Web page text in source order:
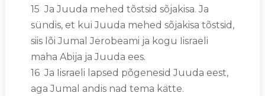
15 Ja Juuda mehed tõstsid sõjakisa. Ja
sündis, et kui Juuda mehed sõjakisa tõstsid,
siis lõi Jumal Jerobeami ja kogu Iisraeli
maha Abija ja Juuda ees.
16 Ja Iisraeli lapsed põgenesid Juuda eest,
aga Jumal andis nad tema kätte.